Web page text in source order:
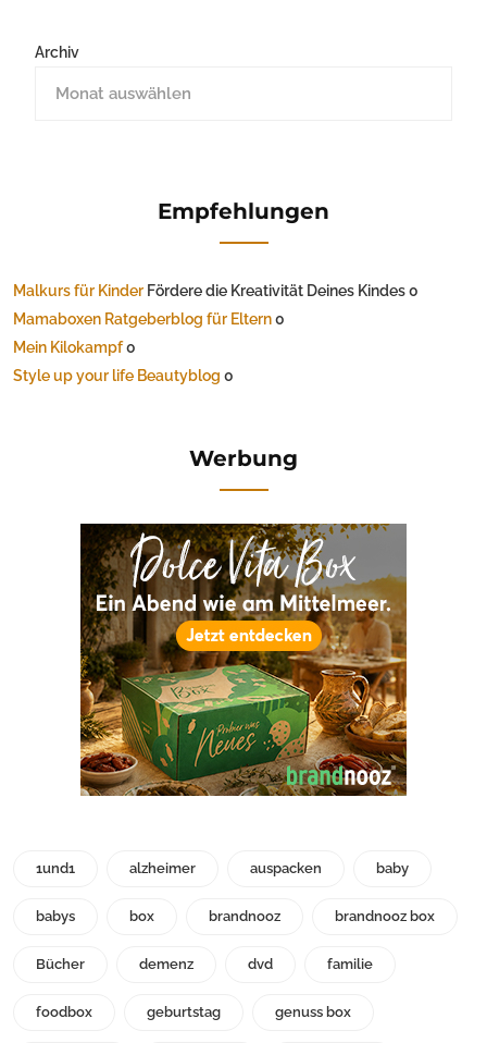
Archiv
Empfehlungen
Malkurs für Kinder Fördere die Kreativität Deines Kindes 0
Mamaboxen Ratgeberblog für Eltern0
Mein Kilokampf0
Style up your life Beautyblog 0
Werbung
1und1 alzheimer auspacken baby
babys box brandnooz brandnooz box
Bücher demenz dvd familie
foodbox geburtstag genuss box